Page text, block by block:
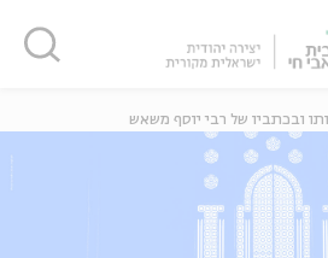
ובכתביו של רבי יוסף משאש